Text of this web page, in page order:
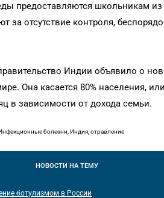
предоставляются школьникам
за отсутствие контроля,
Индии объявило о
Она касается 80% населения,
в зависимости от дохода семьи.
болезни, Индия, отравление
НОВОСТИ НА ТЕМУ
ботулизмом в России